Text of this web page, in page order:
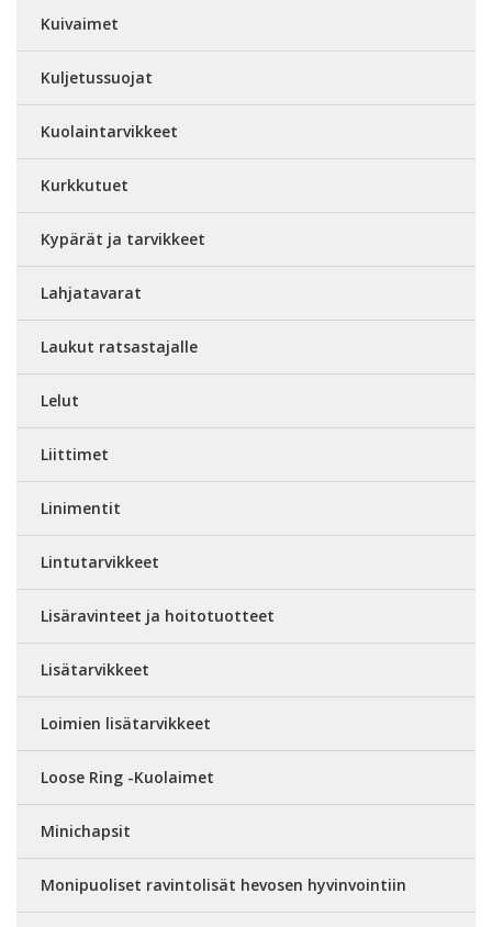
Kuivaimet
Kuljetussuojat
Kuolaintarvikkeet
Kurkkutuet
Kypärät ja tarvikkeet
Lahjatavarat
Laukut ratsastajalle
Lelut
Liittimet
Linimentit
Lintutarvikkeet
Lisäravinteet ja hoitotuotteet
Lisätarvikkeet
Loimien lisätarvikkeet
Loose Ring -Kuolaimet
Minichapsit
Monipuoliset ravintolisät hevosen hyvinvointiin